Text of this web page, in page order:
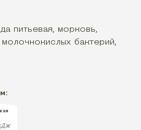
питьевая, морковь,
бактерий,